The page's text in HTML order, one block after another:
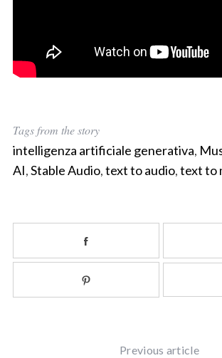
Tags from the story
intelligenza artificiale generativa,
AI,Stable Audio,text to audio,text to
Previous article
e
a
r
: